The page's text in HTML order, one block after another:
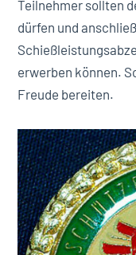
Teilnehmer sollten
dürfen und
erwerben können.
Freude bereiten.